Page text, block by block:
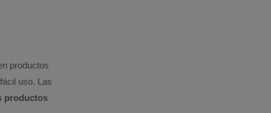
productos
uso. Las
productos